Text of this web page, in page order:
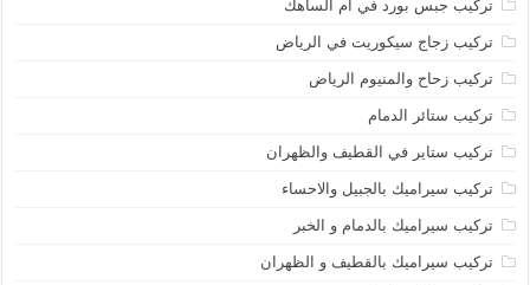
تركيب جبس بورد في ام الساهك
تركيب زجاج سيكوريت في الرياض
تركيب زحاح والمنيوم الرياض
تركيب ستائر الدمام
تركيب ستاير في القطيف والظهران
تركيب سيراميك بالجبيل والاحساء
تركيب سيراميك بالدمام و الخبر
تركيب سيراميك بالقطيف و الظهران